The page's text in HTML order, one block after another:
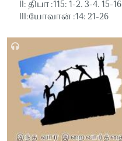
II: திபா :115: 1-2. 3-4. 15-16
III:யோவான் :14: 21-26